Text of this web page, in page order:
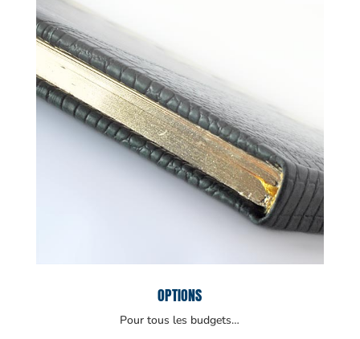
OPTIONS
Pour tous les budgets…